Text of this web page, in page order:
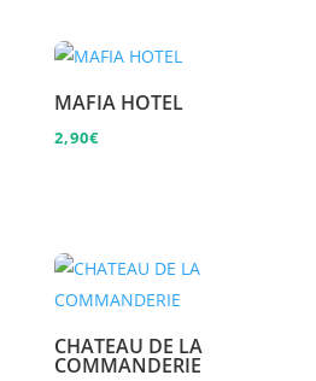
MAFIA HOTEL
2,90€
CHATEAU DE LA
COMMANDERIE